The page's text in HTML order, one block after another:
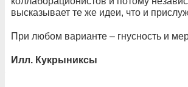
высказывает те же идеи, что и
При любом варианте – гнусность и
Илл. Кукрыниксы